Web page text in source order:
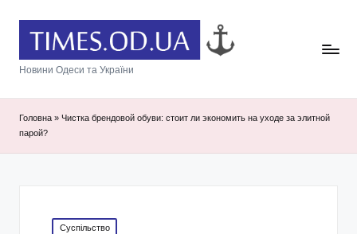
Новини Одеси та України
Головна » Чистка брендовой обуви: стоит ли экономить на уходе за элитной
парой?
Posted
Суспільство